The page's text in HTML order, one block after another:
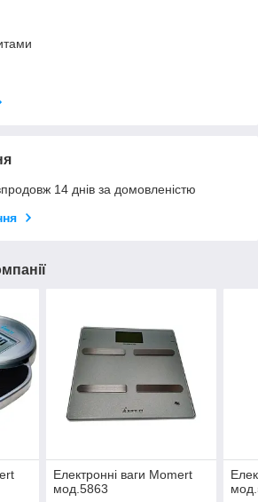
14 днів за домовленістю
Електронні ваги Momert
мод.5863